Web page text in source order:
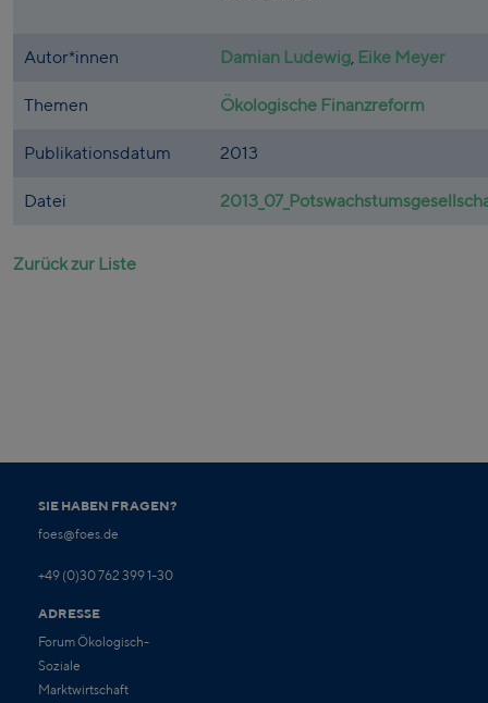
Autor*innen Damian Ludewig Eike Meyer
Themen Ökologische Finanzreform
Publikationsdatum 2013
Datei
Zurück zur Liste
SIE HABEN FRAGEN?
foes@foes.de
+49 (0)30 762 399 1-30
ADRESSE
Forum Ökologisch-
Soziale
Marktwirtschaft